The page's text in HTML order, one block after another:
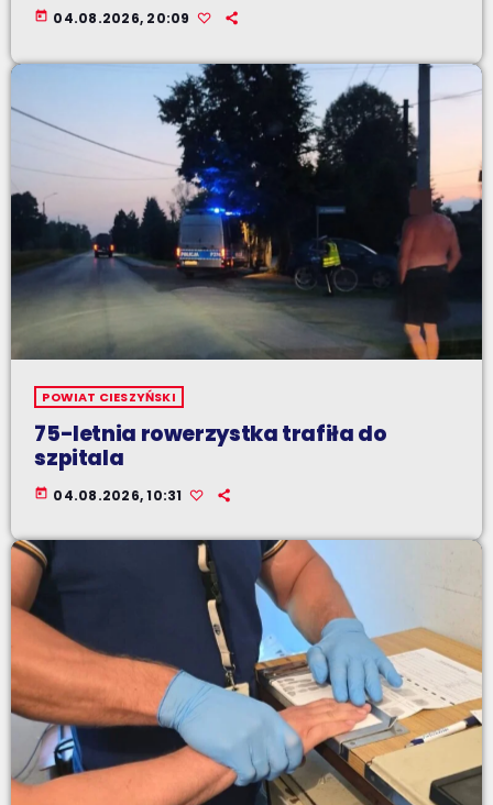
today 04.08.2026, 20:09
POWIAT CIESZYŃSKI
75-letnia rowerzystka trafiła do
szpitala
today 04.08.2026, 10:31